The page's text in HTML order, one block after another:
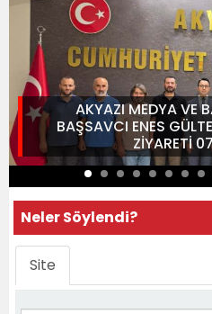
AKYAZI MEDYA VE
BAŞSAVCI ENES
ZİYARETİ
Neler Söylendi?
Site